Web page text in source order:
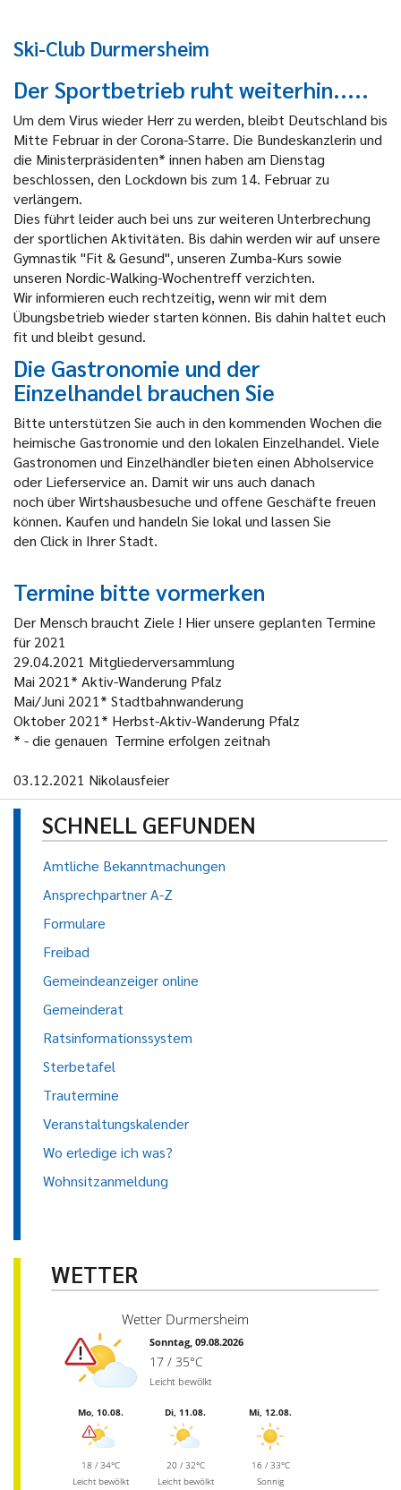
Ski-Club Durmersheim
Der Sportbetrieb ruht weiterhin.....
Um dem Virus wieder Herr zu werden, bleibt Deutschland bis
Mitte Februar in der Corona-Starre. Die Bundeskanzlerin und
die Ministerpräsidenten* innen haben am Dienstag
beschlossen, den Lockdown bis zum 14. Februar zu
verlängern.
Dies führt leider auch bei uns zur weiteren Unterbrechung
der sportlichen Aktivitäten. Bis dahin werden wir auf unsere
Gymnastik "Fit & Gesund", unseren Zumba-Kurs sowie
unseren Nordic-Walking-Wochentreff verzichten.
Wir informieren euch rechtzeitig, wenn wir mit dem
Übungsbetrieb wieder starten können. Bis dahin haltet euch
fit und bleibt gesund.
Die Gastronomie und der
Einzelhandel brauchen Sie
Bitte unterstützen Sie auch in den kommenden Wochen die
heimische Gastronomie und den lokalen Einzelhandel. Viele
Gastronomen und Einzelhändler bieten einen Abholservice
oder Lieferservice an. Damit wir uns auch danach
noch über Wirtshausbesuche und offene Geschäfte freuen
können. Kaufen und handeln Sie lokal und lassen Sie
den Click in Ihrer Stadt.
Termine bitte vormerken
Der Mensch braucht Ziele ! Hier unsere geplanten Termine
für 2021
29.04.2021 Mitgliederversammlung
Mai 2021* Aktiv-Wanderung Pfalz
Mai/Juni 2021* Stadtbahnwanderung
Oktober 2021* Herbst-Aktiv-Wanderung Pfalz
* - die genauen Termine erfolgen zeitnah
03.12.2021 Nikolausfeier
SCHNELL GEFUNDEN
Amtliche Bekanntmachungen
Ansprechpartner A-Z
Formulare
Freibad
Gemeindeanzeiger online
Gemeinderat
Ratsinformationssystem
Sterbetafel
Trautermine
Veranstaltungskalender
Wo erledige ich was?
Wohnsitzanmeldung
WETTER
Wetter Durmersheim
Sonntag, 09.08.2026
17 / 35°C
Leicht bewölkt
Mo, 10.08.
18 / 34°C
Leicht bewölkt
Di, 11.08.
20 / 32°C
Leicht bewölkt
Mi, 12.08.
16 / 33°C
Sonnig